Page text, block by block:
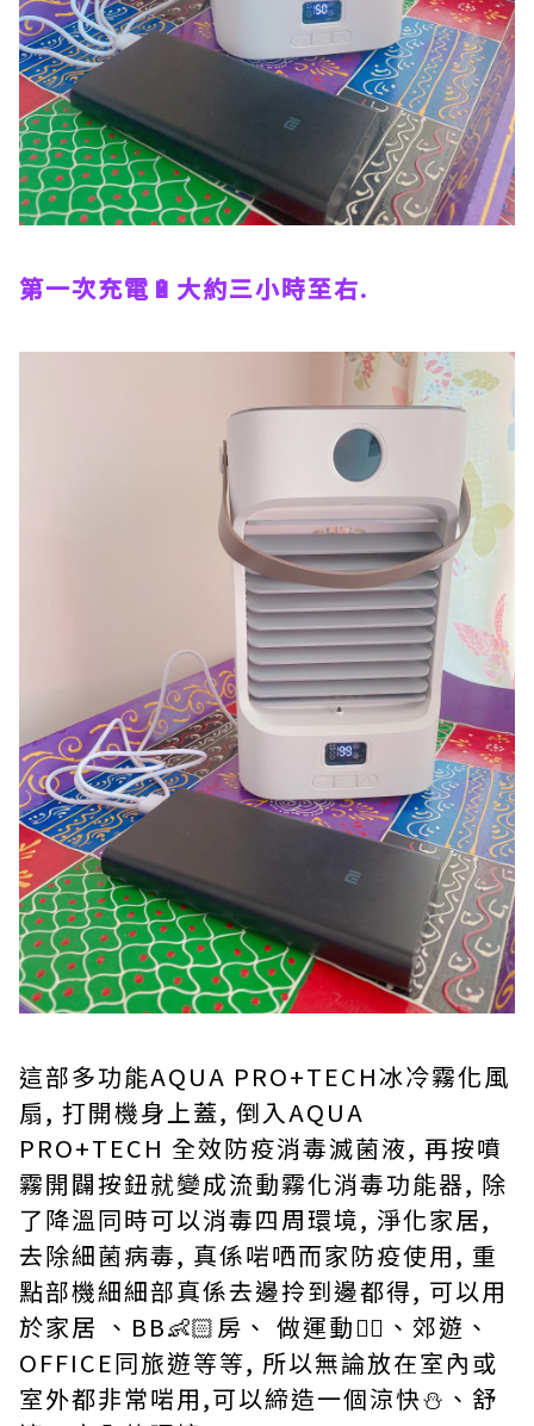
第一次充電🔋大約三小時至右.
這部多功能AQUA PRO+TECH冰冷霧化風
扇, 打開機身上蓋, 倒入AQUA
PRO+TECH 全效防疫消毒滅菌液, 再按噴
霧開闢按鈕就變成流動霧化消毒功能器, 除
了降溫同時可以消毒四周環境, 淨化家居,
去除細菌病毒, 真係啱哂而家防疫使用, 重
點部機細細部真係去邊拎到邊都得, 可以用
於家居 、BB👶🏻房、 做運動🧘‍♂️、郊遊、
OFFICE同旅遊等等, 所以無論放在室內或
室外都非常啱用,可以締造一個涼快⛄️、舒